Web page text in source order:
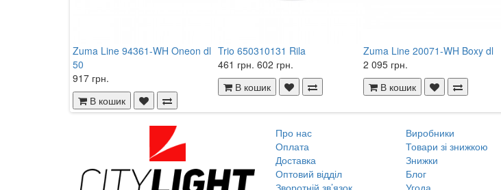
Zuma Line 94361-WH Oneon dl
50
917 грн.
В кошик
Trio 650310131 Rila
461 грн. 602 грн.
В кошик
Zuma Line 20071-WH Boxy dl
2 095 грн.
В кошик
Про нас
Оплата
Доставка
Оптовий відділ
Виробники
Товари зі знижкою
Знижки
Блог